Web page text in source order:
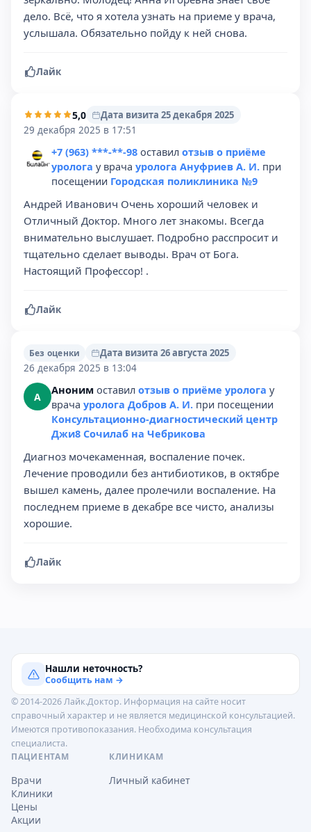
дело. Всё, что я хотела узнать на приеме у врача,
услышала. Обязательно пойду к ней снова.
Лайк
5,0
Дата визита 25 декабря 2025
29 декабря 2025 в 17:51
+7 (963) ***-**-98 оставил отзыв о приёме
уролога у врача уролога Ануфриев А. И. при
посещении Городская поликлиника №9
Андрей Иванович Очень хороший человек и
Отличный Доктор. Много лет знакомы. Всегда
внимательно выслушает. Подробно расспросит и
тщательно сделает выводы. Врач от Бога.
Настоящий Профессор! .
Лайк
Без оценки
Дата визита 26 августа 2025
26 декабря 2025 в 13:04
А Аноним оставил отзыв о приёме уролога у
врача уролога Добров А. И. при посещении
Консультационно-диагностический центр
Джи8 Сочилаб на Чебрикова
Диагноз мочекаменная, воспаление почек.
Лечение проводили без антибиотиков, в октябре
вышел камень, далее пролечили воспаление. На
последнем приеме в декабре все чисто, анализы
хорошие.
Лайк
Нашли неточность?
Сообщить нам →
© 2014-2026 Лайк.Доктор. Информация на сайте носит
справочный характер и не является медицинской консультацией.
Имеются противопоказания. Необходима консультация
специалиста.
ПАЦИЕНТАМ
Врачи
Клиники
Цены
Акции
КЛИНИКАМ
Личный кабинет